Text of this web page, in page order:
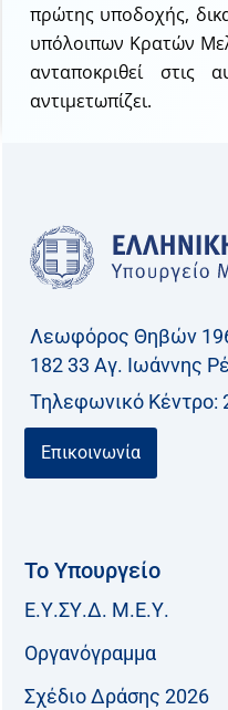
πρώτης υποδοχής,
υπόλοιπων Κρατών
ανταποκριθεί στις
αντιμετωπίζει.
Λεωφόρος Θηβών
182 33 Aγ. Ιωάννης
Τηλεφωνικό Kέντρο:
Επικοινωνία
Το Υπουργείο
Ε.Υ.ΣΥ.Δ. Μ.Ε.Υ.
Οργανόγραμμα
Σχέδιο Δράσης 2026